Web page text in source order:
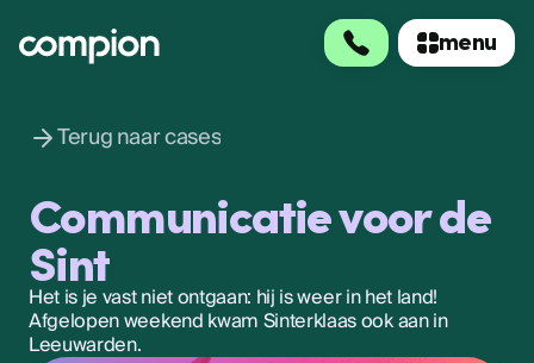
menu
Terug naar cases
Communicatie voor de
Sint
Het is je vast niet ontgaan: hij is weer in het land!
Afgelopen weekend kwam Sinterklaas ook aan in
Leeuwarden.